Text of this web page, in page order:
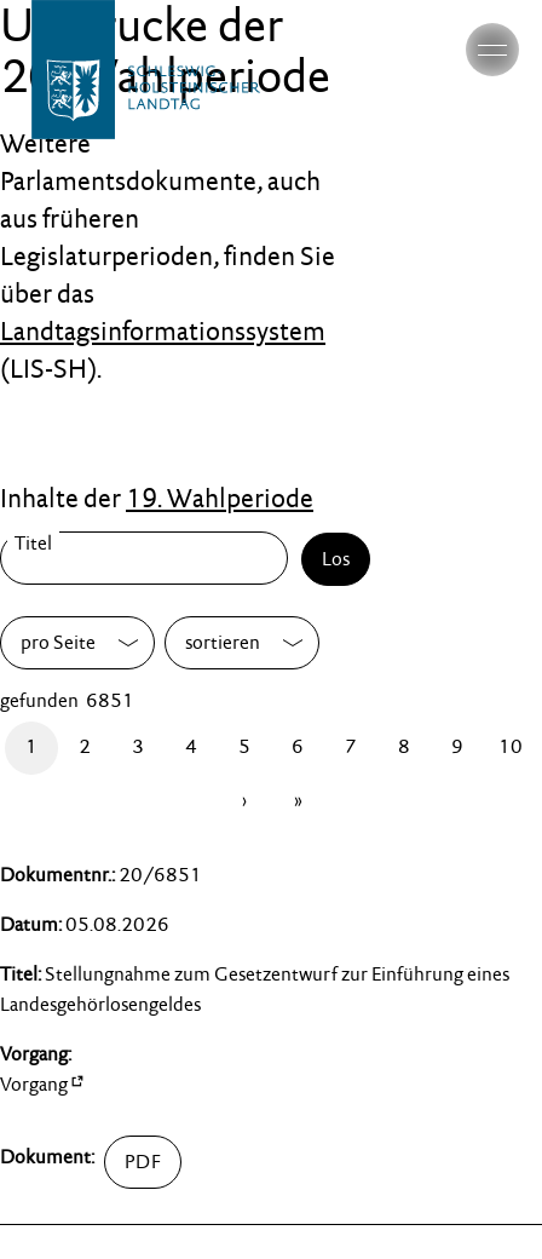
Umdrucke der
20. Wahlperiode
Weitere
Parlamentsdokumente, auch
aus früheren
Legislaturperioden, finden Sie
über das
Landtagsinformationssystem
(LIS-SH).
Inhalte der 19. Wahlperiode
Los
pro Seite sortieren
gefunden 6851
1
2 3 4 5 6 7 8 9 10
› »
20/6851
05.08.2026
Stellungnahme zum Gesetzentwurf zur Einführung eines
Landesgehörlosengeldes
Vorgang